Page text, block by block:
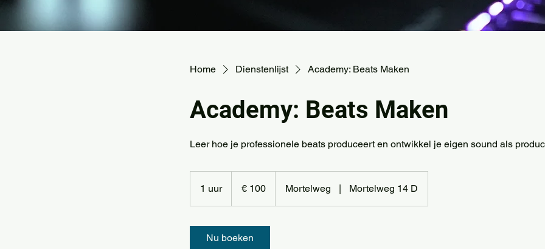
Home Dienstenlijst Academy: Beats Maken
Academy: Beats Maken
Leer hoe je professionele beats produceert en ontwikkel je eigen sound als
1 uur1
u
€ 100 Mortelweg | Mortelweg 14 D
Nu boeken